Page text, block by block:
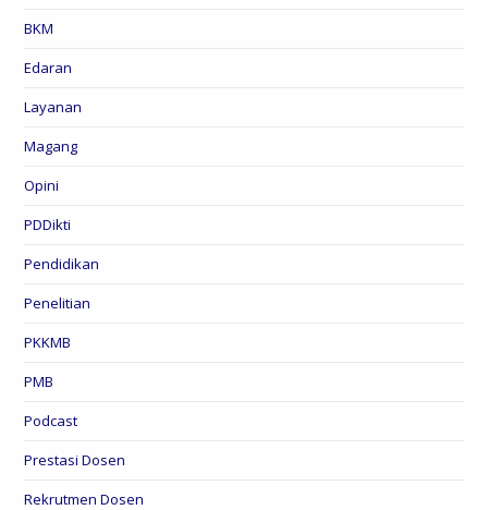
BKM
Edaran
Layanan
Magang
Opini
PDDikti
Pendidikan
Penelitian
PKKMB
PMB
Podcast
Prestasi Dosen
Rekrutmen Dosen